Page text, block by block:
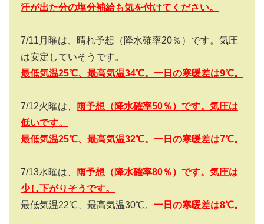
汗が出た分の塩分補給も気を付けてください。
7/11 月曜は、晴れ予想（降水確率20％）です。気圧
は安定していそうです。
最低気温25℃、最高気温34℃。一日の寒暖差は9℃。
7/12火曜は、 雨予想（降水確率50％）です。気圧は
低いです。
最低気温25℃、最高気温32℃。一日の寒暖差は7℃。
7/13水曜は、 雨予想（降水確率80％）です。気圧は
少し下がりそうです。
最低気温22℃、最高気温30℃。 一日の寒暖差は8℃。